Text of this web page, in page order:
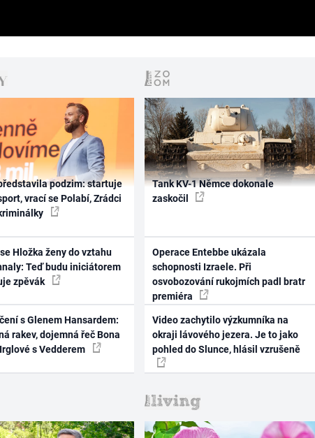
podzim: startuje
vrací se Polabí, Zrádci
Hložka ženy do vztahu
Teď budu iniciátorem
zpěvák
s Glenem Hansardem:
rakev, dojemná řeč Bona
s Vedderem
Tank KV-1 Němce dokonale
zaskočil
Operace Entebbe ukázala
schopnosti Izraele. Při
osvobozování rukojmích padl bratr
premiéra
Video zachytilo výzkumníka na
okraji lávového jezera. Je to jako
pohled do Slunce, hlásil vzrušeně